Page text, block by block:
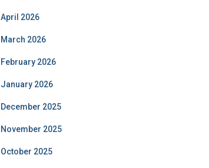
April 2026
March 2026
February 2026
January 2026
December 2025
November 2025
October 2025